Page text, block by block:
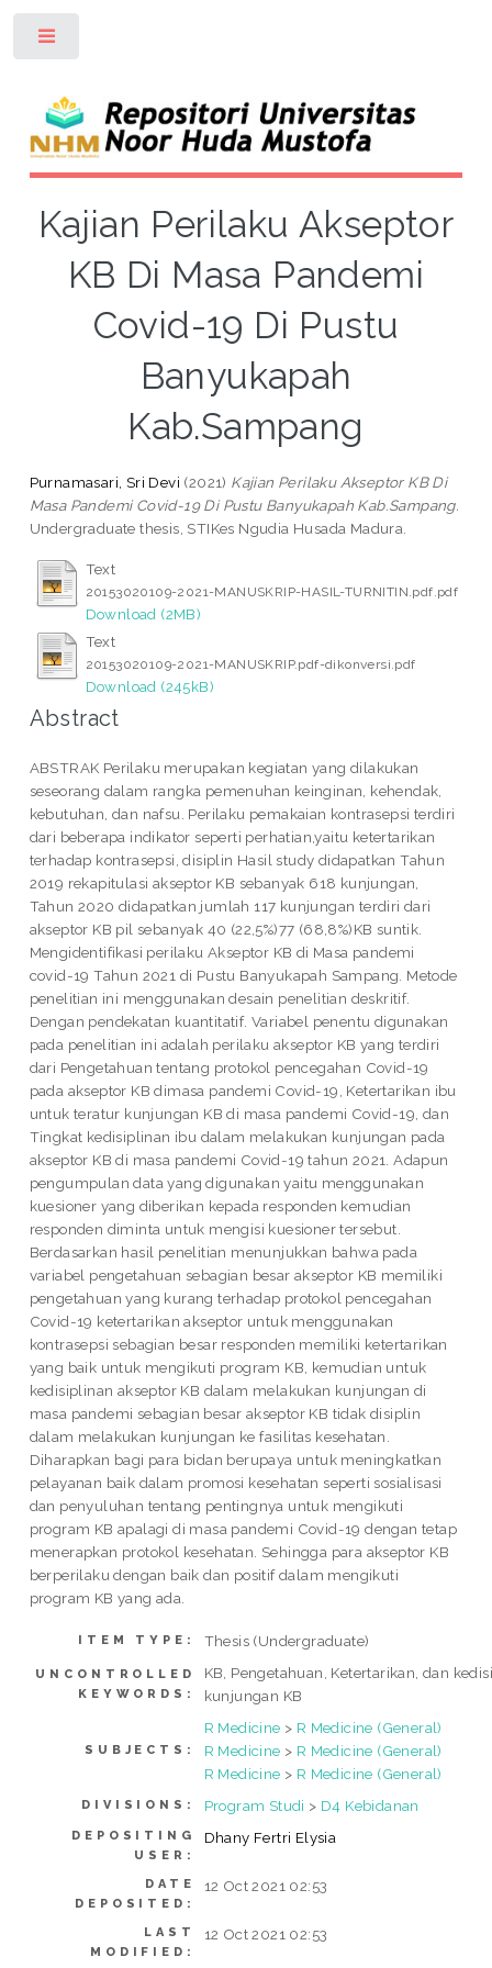
Kajian Perilaku Akseptor
KB Di Masa Pandemi
Covid-19 Di Pustu
Banyukapah
Kab.Sampang
Purnamasari, Sri Devi (2021) Kajian Perilaku Akseptor KB Di
Masa Pandemi Covid-19 Di Pustu Banyukapah Kab.Sampang.
Undergraduate thesis, STIKes Ngudia Husada Madura.
Text
20153020109-2021-MANUSKRIP-HASIL-TURNITIN.pdf.pdf
Download (2MB)
Text
20153020109-2021-MANUSKRIP.pdf-dikonversi.pdf
Download (245kB)
Abstract
ABSTRAK Perilaku merupakan kegiatan yang dilakukan
seseorang dalam rangka pemenuhan keinginan, kehendak,
kebutuhan, dan nafsu. Perilaku pemakaian kontrasepsi terdiri
dari beberapa indikator seperti perhatian,yaitu ketertarikan
terhadap kontrasepsi, disiplin Hasil study didapatkan Tahun
2019 rekapitulasi akseptor KB sebanyak 618 kunjungan,
Tahun 2020 didapatkan jumlah 117 kunjungan terdiri dari
akseptor KB pil sebanyak 40 (22,5%)77 (68,8%)KB suntik.
Mengidentifikasi perilaku Akseptor KB di Masa pandemi
covid-19 Tahun 2021 di Pustu Banyukapah Sampang. Metode
penelitian ini menggunakan desain penelitian deskritif.
Dengan pendekatan kuantitatif. Variabel penentu digunakan
pada penelitian ini adalah perilaku akseptor KB yang terdiri
dari Pengetahuan tentang protokol pencegahan Covid-19
pada akseptor KB dimasa pandemi Covid-19, Ketertarikan ibu
untuk teratur kunjungan KB di masa pandemi Covid-19, dan
Tingkat kedisiplinan ibu dalam melakukan kunjungan pada
akseptor KB di masa pandemi Covid-19 tahun 2021. Adapun
pengumpulan data yang digunakan yaitu menggunakan
kuesioner yang diberikan kepada responden kemudian
responden diminta untuk mengisi kuesioner tersebut.
Berdasarkan hasil penelitian menunjukkan bahwa pada
variabel pengetahuan sebagian besar akseptor KB memiliki
pengetahuan yang kurang terhadap protokol pencegahan
Covid-19 ketertarikan akseptor untuk menggunakan
kontrasepsi sebagian besar responden memiliki ketertarikan
yang baik untuk mengikuti program KB, kemudian untuk
kedisiplinan akseptor KB dalam melakukan kunjungan di
masa pandemi sebagian besar akseptor KB tidak disiplin
dalam melakukan kunjungan ke fasilitas kesehatan.
Diharapkan bagi para bidan berupaya untuk meningkatkan
pelayanan baik dalam promosi kesehatan seperti sosialisasi
dan penyuluhan tentang pentingnya untuk mengikuti
program KB apalagi di masa pandemi Covid-19 dengan tetap
menerapkan protokol kesehatan. Sehingga para akseptor KB
berperilaku dengan baik dan positif dalam mengikuti
program KB yang ada.
ITEM TYPE: Thesis (Undergraduate)
UNCONTROLLED
KEYWORDS:
KB, Pengetahuan, Ketertarikan, dan
kunjungan KB
SUBJECTS:
R Medicine > R Medicine (General)
R Medicine > R Medicine (General)
R Medicine > R Medicine (General)
DIVISIONS: Program Studi > D4 Kebidanan
DEPOSITING
USER:
Dhany Fertri Elysia
DATE
DEPOSITED:
12 Oct 2021 02:53
LAST
MODIFIED:
12 Oct 2021 02:53